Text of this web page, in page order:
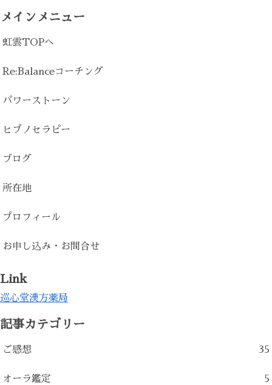
メインメニュー
虹雲TOPへ
Re:Balanceコーチング
パワーストーン
ヒプノセラピー
ブログ
所在地
プロフィール
お申し込み・お問合せ
Link
巡心堂漢方薬局
記事カテゴリー
ご感想 35
オーラ鑑定 5